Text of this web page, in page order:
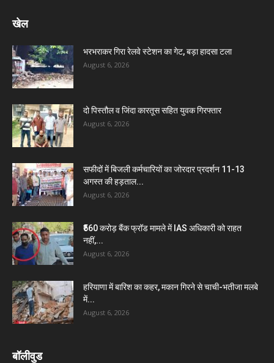
खेल
भरभराकर गिरा रेलवे स्टेशन का गेट, बड़ा हादसा टला
August 6, 2026
दो पिस्तौल व जिंदा कारतूस सहित युवक गिरफ्तार
August 6, 2026
सफीदों में बिजली कर्मचारियों का जोरदार प्रदर्शन 11-13
अगस्त की हड़ताल...
August 6, 2026
₹560 करोड़ बैंक फ्रॉड मामले में IAS अधिकारी को राहत
नहीं,...
August 6, 2026
हरियाणा में बारिश का कहर, मकान गिरने से चाची-भतीजा मलबे
में...
August 6, 2026
बॉलीवुड